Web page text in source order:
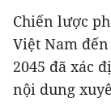
Chiến lược
Việt Nam
2045 đã xác
nội dung